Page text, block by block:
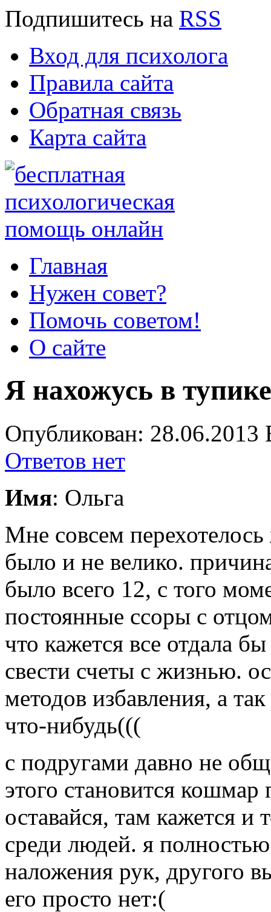
Подпишитесь на RSS
Вход для психолога
Правила сайта
Обратная связь
Карта сайта
Главная
Нужен совет?
Помочь советом!
О сайте
Я нахожусь в тупике
Опубликован:
Ответов нет
Имя: Ольга
Мне совсем
было и не велико.
было всего 12, с того
постоянные ссоры с
что кажется все отдала
свести счеты с жизнью.
методов избавления, а
что-нибудь(((
с подругами давно не
этого становится
оставайся, там кажется
среди людей. я
наложения рук, другого
его просто нет:(